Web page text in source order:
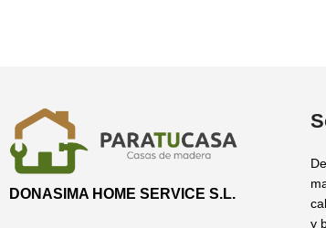
DONASIMA HOME SERVICE S.L.
y